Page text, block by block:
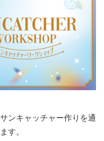
ンキャッチャー作りを通
す。